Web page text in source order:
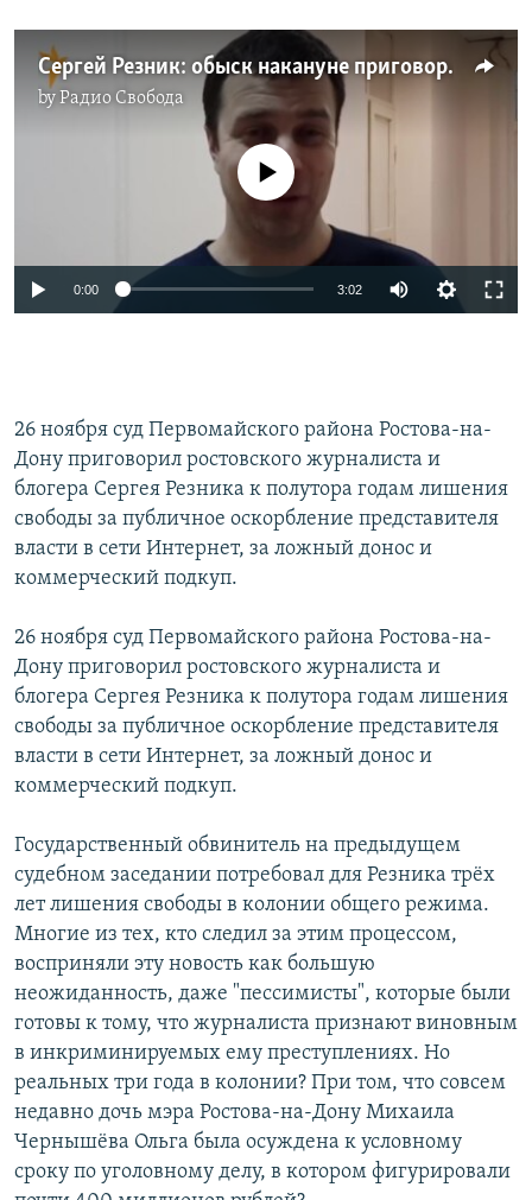
Сергей Резник: обыск накануне приговора
byРадио Свобода
No media source currently available
0:00 3:02
26 ноября суд Первомайского района Ростова-на-
Дону приговорил ростовского журналиста и
блогера Сергея Резника к полутора годам лишения
свободы за публичное оскорбление представителя
власти в сети Интернет, за ложный донос и
коммерческий подкуп.
26 ноября суд Первомайского района Ростова-на-
Дону приговорил ростовского журналиста и
блогера Сергея Резника к полутора годам лишения
свободы за публичное оскорбление представителя
власти в сети Интернет, за ложный донос и
коммерческий подкуп.
Государственный обвинитель на предыдущем
судебном заседании потребовал для Резника трёх
лет лишения свободы в колонии общего режима.
Многие из тех, кто следил за этим процессом,
восприняли эту новость как большую
неожиданность, даже "пессимисты", которые были
готовы к тому, что журналиста признают виновным
в инкриминируемых ему преступлениях. Но
реальных три года в колонии? При том, что совсем
недавно дочь мэра Ростова-на-Дону Михаила
Чернышёва Ольга была осуждена к условному
сроку по уголовному делу, в котором фигурировали